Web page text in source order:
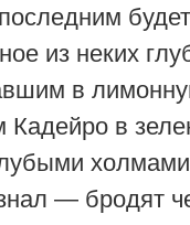
из неких
в
в
холмами
— бродят